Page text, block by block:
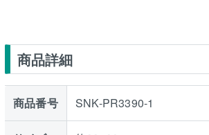
商品詳細
商品番号 SNK-PR3390-1